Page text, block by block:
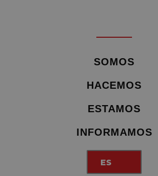
SOMOS
HACEMOS
ESTAMOS
INFORMAMOS
ES